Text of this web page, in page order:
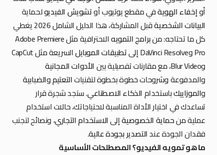
أوإخفاء الهويةفي مقطع يوتيوب أوتشويش الفيديولحماية
البيانات الشخصية
قبل المشاركة، هذا الدليل الشامل 2026 يغطي
كل ما تحتاجه: منبرامج التمويه
الاحترافية مثل Adobe Premiere
Pro وDaVinci Resolve إلى
تطبيقات الموبايل
السريعة مثل CapCut
وBlur Video، مع مقارنات تفصيلية بين
الأدوات المجانية
والمدفوعة وشروحات خطوة بخطوة لتقنياتالتعتيموالضبابية
والموزاييكباستخدامالذكاء الاصطناعي. ستجد شجرة قرار
تساعدك في اختيار الأداة المناسبة لاحتياجاتك، حالات استخدام
عملية منحماية الخصوصيةإلىالاستخدام التجاري، ونصائح لتجنب
فقدان الجودة عندالتصدير بجودة عالية.
ما هو تمويه الفيديو؟ المصطلحات الأساسية